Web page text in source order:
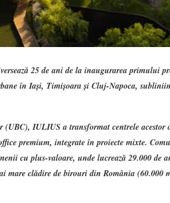
25 de ani de la inaugurarea primului
în Iași, Timișoara și Cluj-Napoca,
(UBC), IULIUS a transformat centrele acestor
premium, integrate în proiecte mixte.
cu plus-valoare, unde lucrează 29.000
mare clădire de birouri din România (60.000